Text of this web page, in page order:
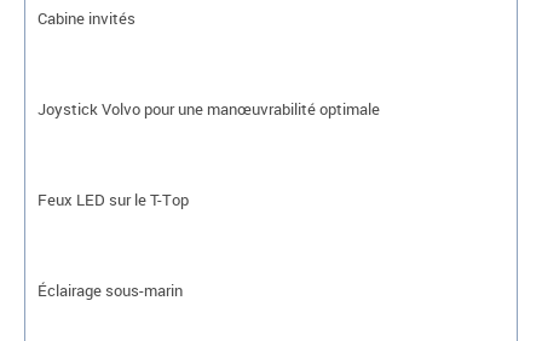
Cabine invités
Joystick Volvo pour une manœuvrabilité optimale
Feux LED sur le T-Top
Éclairage sous-marin